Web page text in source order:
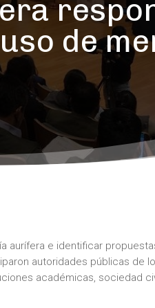
de
aurífera e identificar
autoridades públicas de
académicas, sociedad